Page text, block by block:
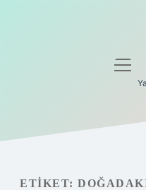
Gizlilik Politikası
ETIKET: